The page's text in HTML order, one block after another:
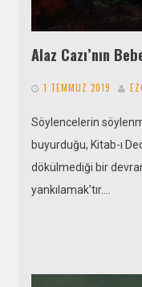
Alaz Cazı’nın
1 TEMMUZ 2019
Söylencelerin
buyurduğu, Kitab-ı
dökülmediği bir
yankılamak’tır….